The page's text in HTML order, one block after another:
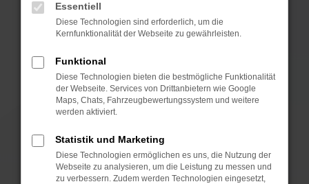
können das Laden bestimmter Seiten
verhindern. Funktioniert die Seite in einem
anderen Browser oder in einem privaten
Fenster?
Starte dein Gerät neu.
Das kann manchmal helfen, vorübergehende
Probleme zu beheben.
Betriebssystem auf dem neuesten Stand
sind.
Veraltete Software birgt nicht nur ein
Essentiell
Diese Technologien sind erforderlich, um die
Kernfunktionalität der Webseite zu gewährleisten.
Funktional
Diese Technologien bieten die bestmögliche Funktionalität
der Webseite. Services von Drittanbietern wie Google
Maps, Chats, Fahrzeugbewertungssystem und weitere
werden aktiviert.
Statistik und Marketing
Diese Technologien ermöglichen es uns, die Nutzung der
Webseite zu analysieren, um die Leistung zu messen und
zu verbessern. Zudem werden Technologien eingesetzt,